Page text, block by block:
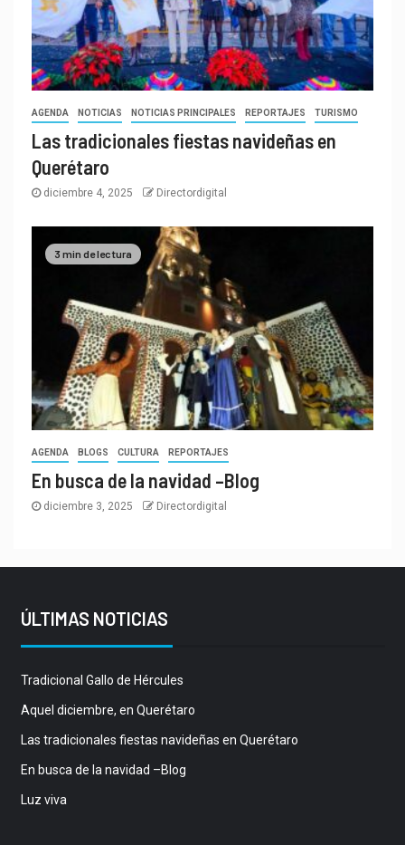
AGENDA NOTICIAS NOTICIAS PRINCIPALES REPORTAJES TURISMO
Las tradicionales fiestas navideñas en
Querétaro
diciembre 4, 2025 Directordigital
3 min de lectura
AGENDA BLOGS CULTURA REPORTAJES
En busca de la navidad –Blog
diciembre 3, 2025 Directordigital
ÚLTIMAS NOTICIAS
Tradicional Gallo de Hércules
Aquel diciembre, en Querétaro
Las tradicionales fiestas navideñas en Querétaro
En busca de la navidad –Blog
Luz viva